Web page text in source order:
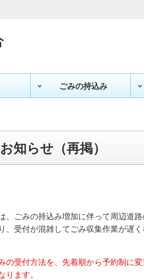
ごみの持込み
知らせ（再掲）
ごみの持込み増加に伴って周辺道
、受付が混雑してごみ収集作業が遅
の受付方法を、先着順から予約制に
ます。